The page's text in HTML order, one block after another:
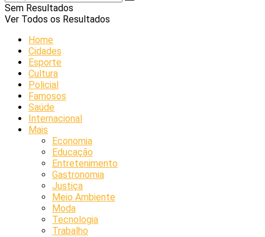
Sem Resultados
Ver Todos os Resultados
Home
Cidades
Esporte
Cultura
Policial
Famosos
Saúde
Internacional
Mais
Economia
Educação
Entretenimento
Gastronomia
Justiça
Meio Ambiente
Moda
Tecnologia
Trabalho